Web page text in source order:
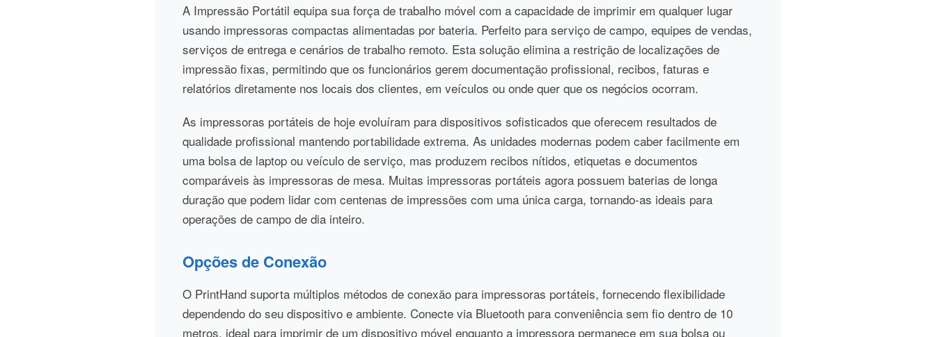
A Impressão Portátil equipa sua força de trabalho móvel com a capacidade de imprimir em qualquer lugar
usando impressoras compactas alimentadas por bateria. Perfeito para serviço de campo, equipes de vendas,
serviços de entrega e cenários de trabalho remoto. Esta solução elimina a restrição de localizações de
impressão fixas, permitindo que os funcionários gerem documentação profissional, recibos, faturas e
relatórios diretamente nos locais dos clientes, em veículos ou onde quer que os negócios ocorram.
As impressoras portáteis de hoje evoluíram para dispositivos sofisticados que oferecem resultados de
qualidade profissional mantendo portabilidade extrema. As unidades modernas podem caber facilmente em
uma bolsa de laptop ou veículo de serviço, mas produzem recibos nítidos, etiquetas e documentos
comparáveis às impressoras de mesa. Muitas impressoras portáteis agora possuem baterias de longa
duração que podem lidar com centenas de impressões com uma única carga, tornando-as ideais para
operações de campo de dia inteiro.
Opções de Conexão
O PrintHand suporta múltiplos métodos de conexão para impressoras portáteis, fornecendo flexibilidade
dependendo do seu dispositivo e ambiente. Conecte via Bluetooth para conveniência sem fio dentro de 10
metros, ideal para imprimir de um dispositivo móvel enquanto a impressora permanece em sua bolsa ou